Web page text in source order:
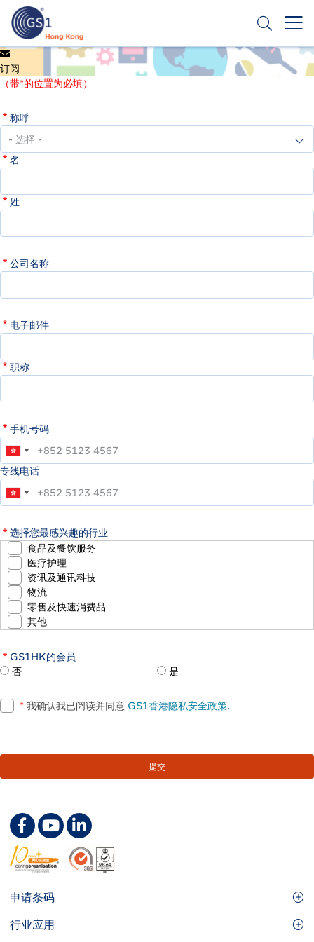
主
要
内
Header
Top
Menu
申请条码
订阅
（带*的位置为必填）
称呼
名
姓
公司名称
电子邮件
职称
手机号码
专线电话
选择您最感兴趣的行业
食品及餐饮服务
医疗护理
资讯及通讯科技
物流
零售及快速消费品
其他
GS1HK的会员
否
是
* 我确认我已阅读并同意 GS1香港隐私安全政策.
Footer
Site
申请条码
GS1条码
行业应用